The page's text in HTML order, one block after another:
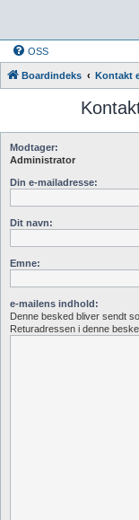
OSS
Boardindeks Kontakt
Modtager:
Administrator
Din e-mailadresse:
Dit navn:
Emne:
e-mailens indhold:
Denne besked bliver sendt
Returadressen i denne